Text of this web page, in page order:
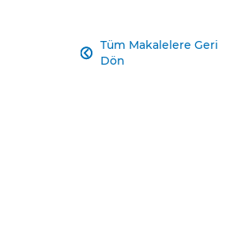
Tüm Makalelere Geri
Dön
